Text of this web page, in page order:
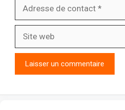
de
contact
web